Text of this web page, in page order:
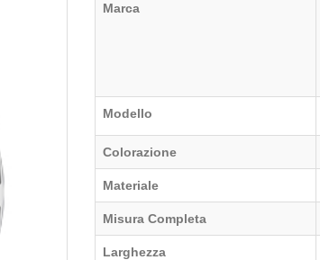
Marca
Modello
Colorazione
Materiale
Misura Completa
Larghezza